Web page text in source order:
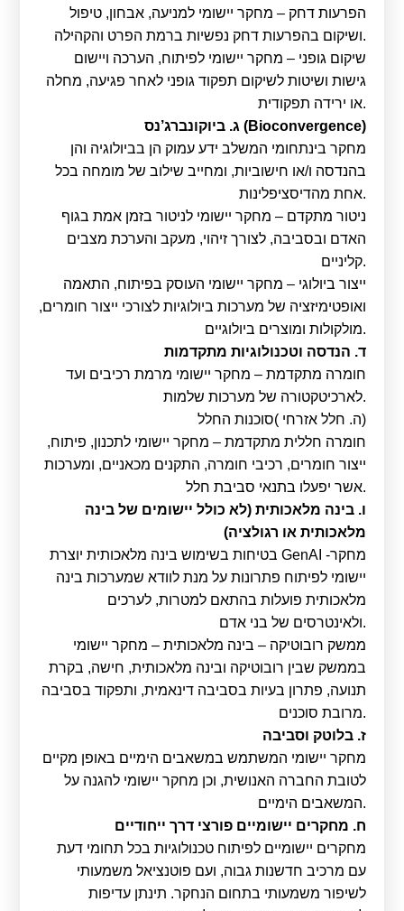
הפרעות דחק – מחקר יישומי למניעה, אבחון, טיפול
ושיקום בהפרעות דחק נפשיות ברמת הפרט והקהילה.
שיקום גופני – מחקר יישומי לפיתוח, הערכה ויישום
גישות ושיטות לשיקום תפקוד גופני לאחר פגיעה, מחלה
או ירידה תפקודית.
ג. ביוקונברג’נס (Bioconvergence)
מחקר בינתחומי המשלב ידע עמוק הן בביולוגיה והן
בהנדסה ו/או חישוביות, ומחייב שילוב של מומחה בכל
אחת מהדיסציפלינות.
ניטור מתקדם – מחקר יישומי לניטור בזמן אמת בגוף
האדם ובסביבה, לצורך זיהוי, מעקב והערכת מצבים
קליניים.
ייצור ביולוגי – מחקר יישומי העוסק בפיתוח, התאמה
ואופטימיזציה של מערכות ביולוגיות לצורכי ייצור חומרים,
מולקולות ומוצרים ביולוגיים.
ד. הנדסה וטכנולוגיות מתקדמות
חומרה מתקדמת – מחקר יישומי מרמת רכיבים ועד
לארכיטקטורה של מערכות שלמות.
ה. חלל אזרחי )סוכנות החלל)
חומרה חללית מתקדמת – מחקר יישומי לתכנון, פיתוח,
ייצור חומרים, רכיבי חומרה, התקנים מכאניים, ומערכות
אשר יפעלו בתנאי סביבת חלל.
ו. בינה מלאכותית (לא כולל יישומים של בינה
מלאכותית או רגולציה)
בטיחות בשימוש בינה מלאכותית יוצרת GenAI -מחקר
יישומי לפיתוח פתרונות על מנת לוודא שמערכות בינה
מלאכותית פועלות בהתאם למטרות, לערכים
ולאינטרסים של בני אדם.
ממשק רובוטיקה – בינה מלאכותית – מחקר יישומי
בממשק שבין רובוטיקה ובינה מלאכותית, חישה, בקרת
תנועה, פתרון בעיות בסביבה דינאמית, ותפקוד בסביבה
מרובת סוכנים.
ז. בלוטק וסביבה
מחקר יישומי המשתמש במשאבים הימיים באופן מקיים
לטובת החברה האנושית, וכן מחקר יישומי להגנה על
המשאבים הימיים.
ח. מחקרים יישומיים פורצי דרך ייחודיים
מחקרים יישומיים לפיתוח טכנולוגיות בכל תחומי דעת
עם מרכיב חדשנות גבוה, ועם פוטנציאל משמעותי
לשיפור משמעותי בתחום הנחקר. תינתן עדיפות